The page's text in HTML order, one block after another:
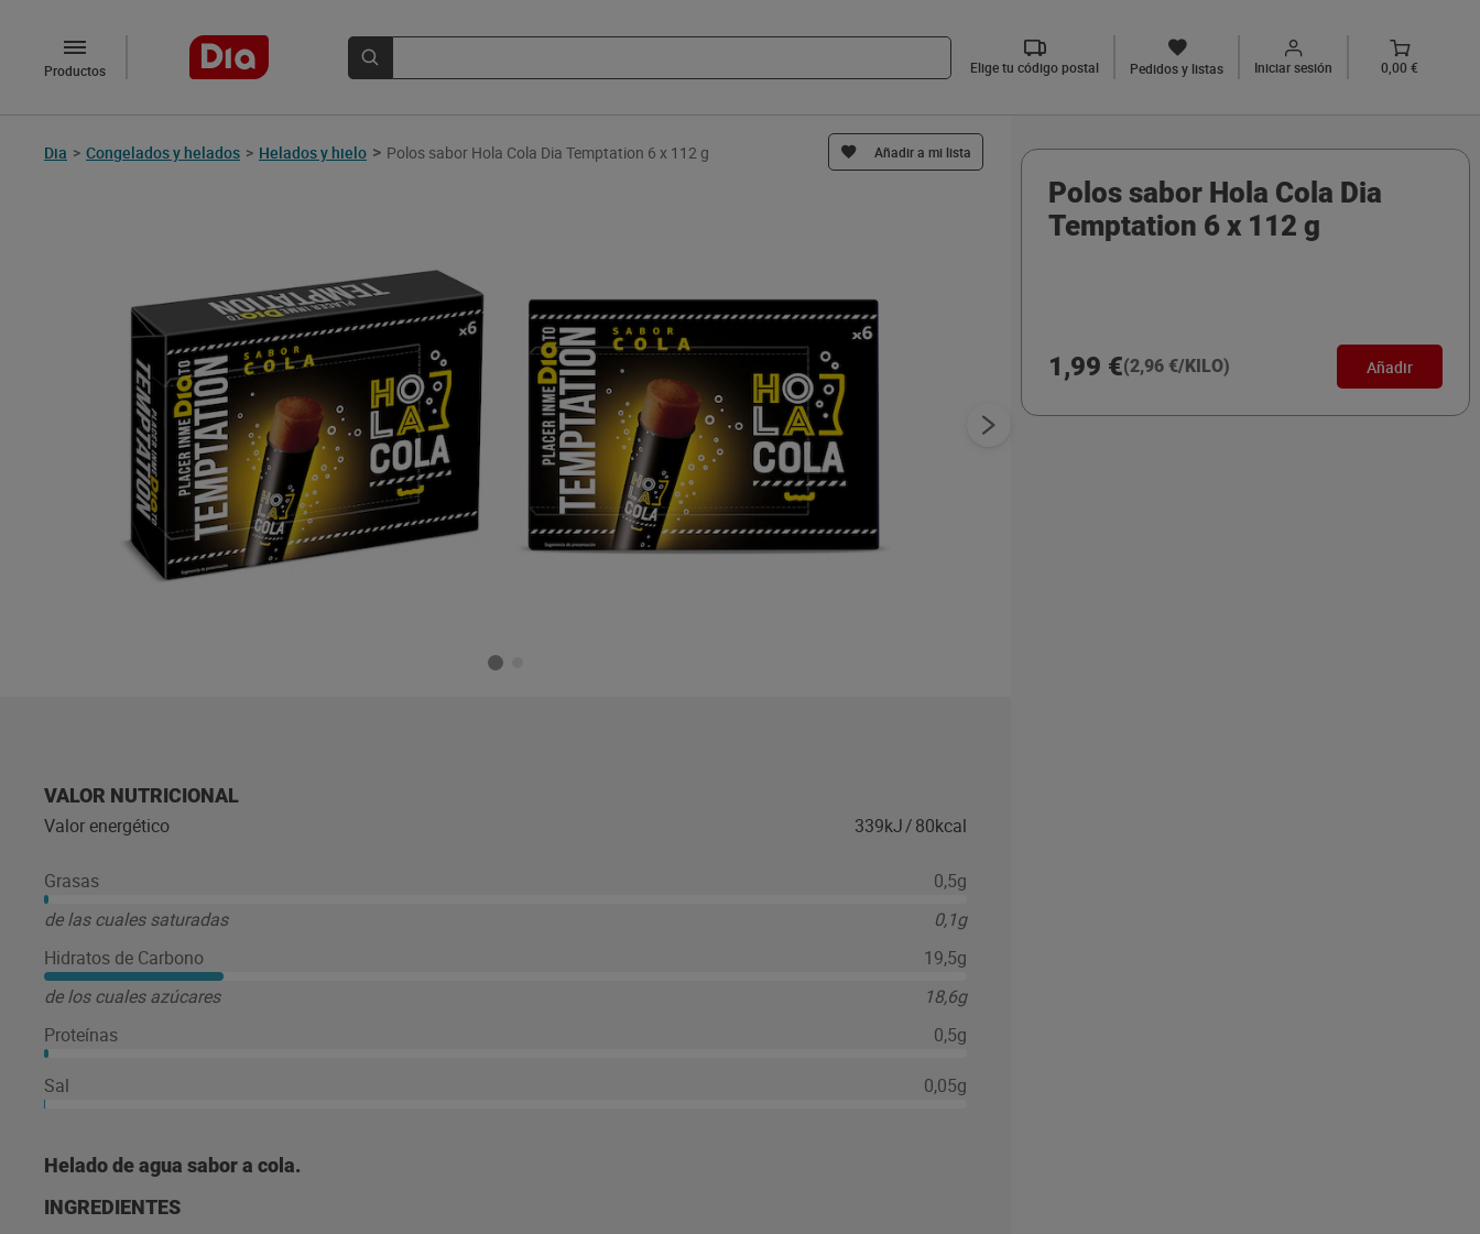
Productos Elige tu código postal Pedidos y listas Iniciar sesión 0,00 €
Dia > Congelados y helados > Helados y hielo > Polos sabor Hola Cola Dia Temptation 6 x 112 g Añadir a mi lista
VALOR NUTRICIONAL
Valor energético 339kJ/80kcal
Grasas
0,5g
de las cuales saturadas
0,1g
Hidratos de Carbono
19,5g
de los cuales azúcares
18,6g
Proteínas
0,5g
Sal 0,05g
Helado de agua sabor a cola.
INGREDIENTES
Polos sabor Hola Cola Dia
Temptation 6 x 112 g
1,99 €(2,96 €/KILO) Añadir